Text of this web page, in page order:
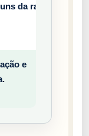
da raça
e